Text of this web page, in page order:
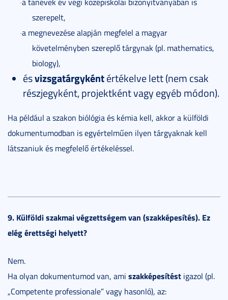
·
szerepelt,
·a megnevezése alapján megfelel a magyar
követelményben szereplő tárgynak (pl. mathematics,
biology),
ésvizsgatárgykéntértékelve lett (nem csak
részjegyként, projektként vagy egyéb módon).
Ha például a szakon biólógia és kémia kell, akkor a külföldi
dokumentumodban is egyértelműen ilyen tárgyaknak kell
látszaniuk és megfelelő értékeléssel.
9. Külföldi szakmai végzettségem van (szakképesítés). Ez
elég érettségi helyett?
Nem.
Ha olyan dokumentumod van, ami szakképesítést igazol (pl.
„Competente professionale” vagy hasonló), az: